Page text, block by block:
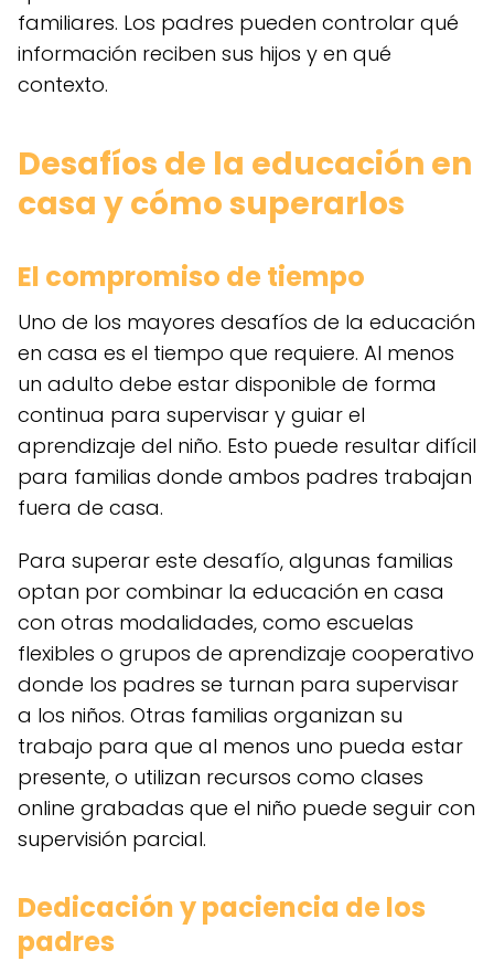
familiares. Los padres pueden controlar qué
información reciben sus hijos y en qué
contexto.
Desafíos de la educación en
casa y cómo superarlos
El compromiso de tiempo
Uno de los mayores desafíos de la educación
en casa es el tiempo que requiere. Al menos
un adulto debe estar disponible de forma
continua para supervisar y guiar el
aprendizaje del niño. Esto puede resultar difícil
para familias donde ambos padres trabajan
fuera de casa.
Para superar este desafío, algunas familias
optan por combinar la educación en casa
con otras modalidades, como escuelas
flexibles o grupos de aprendizaje cooperativo
donde los padres se turnan para supervisar
a los niños. Otras familias organizan su
trabajo para que al menos uno pueda estar
presente, o utilizan recursos como clases
online grabadas que el niño puede seguir con
supervisión parcial.
Dedicación y paciencia de los
padres